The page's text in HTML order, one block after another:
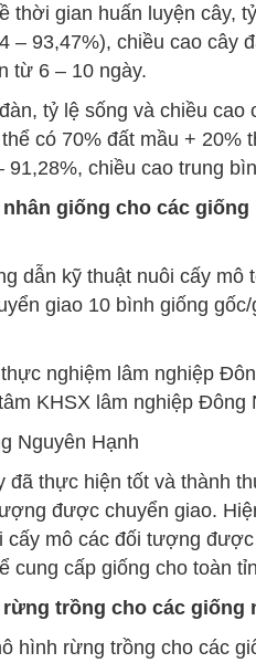
thời gian huấn luyện cây,
– 93,47%), chiều cao cây
từ 6 – 10 ngày.
tỷ lệ sống và chiều cao
có 70% đất mầu + 20%
91,28%, chiều cao trung
giống cho các
dẫn kỹ thuật nuôi cấy mô
giao 10 bình giống
nghiệm lâm nghiệp
KHSX lâm nghiệp Đông
Nguyên Hạnh
đã thực hiện tốt và thành
được chuyển giao.
cấy mô các đối tượng
cung cấp giống cho toàn
trồng cho các giống
hình rừng trồng cho các